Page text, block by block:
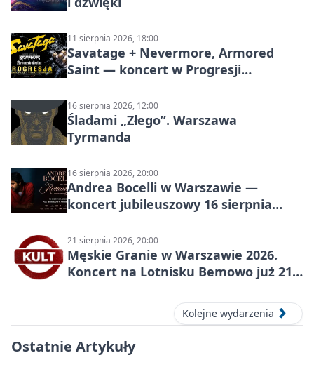
11 sierpnia 2026, 18:00
Savatage + Nevermore, Armored
Saint — koncert w Progresji
16 sierpnia 2026, 12:00
Śladami „Złego”. Warszawa
Tyrmanda
16 sierpnia 2026, 20:00
Andrea Bocelli w Warszawie —
koncert jubileuszowy 16 sierpnia
21 sierpnia 2026, 20:00
Męskie Granie w Warszawie 2026.
Koncert na Lotnisku Bemowo już 21
Kolejne wydarzenia
Ostatnie Artykuły